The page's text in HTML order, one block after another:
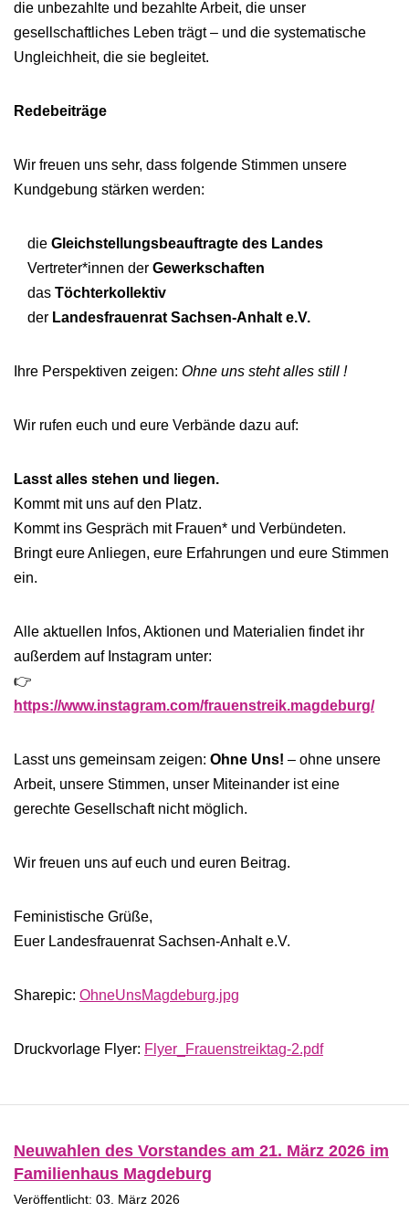
die unbezahlte und bezahlte Arbeit, die unser
gesellschaftliches Leben trägt – und die systematische
Ungleichheit, die sie begleitet.
Redebeiträge
Wir freuen uns sehr, dass folgende Stimmen unsere
Kundgebung stärken werden:
die Gleichstellungsbeauftragte des Landes
Vertreter*innen der Gewerkschaften
das Töchterkollektiv
der Landesfrauenrat Sachsen-Anhalt e.V.
Ihre Perspektiven zeigen: Ohne uns steht alles still !
Wir rufen euch und eure Verbände dazu auf:
Lasst alles stehen und liegen.
Kommt mit uns auf den Platz.
Kommt ins Gespräch mit Frauen* und Verbündeten.
Bringt eure Anliegen, eure Erfahrungen und eure Stimmen
ein.
Alle aktuellen Infos, Aktionen und Materialien findet ihr
außerdem auf Instagram unter:
👉
https://www.instagram.com/frauenstreik.magdeburg/
Lasst uns gemeinsam zeigen: Ohne Uns! – ohne unsere
Arbeit, unsere Stimmen, unser Miteinander ist eine
gerechte Gesellschaft nicht möglich.
Wir freuen uns auf euch und euren Beitrag.
Feministische Grüße,
Euer Landesfrauenrat Sachsen-Anhalt e.V.
Sharepic: OhneUnsMagdeburg.jpg
Druckvorlage Flyer: Flyer_Frauenstreiktag-2.pdf
Neuwahlen des Vorstandes am 21. März 2026 im
Familienhaus Magdeburg
Veröffentlicht: 03. März 2026